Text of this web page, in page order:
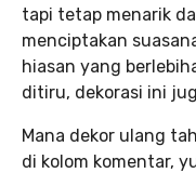
tapi tetap menarik
menciptakan
hiasan yang
ditiru, dekorasi ini
Mana dekor ulang
di kolom komentar,